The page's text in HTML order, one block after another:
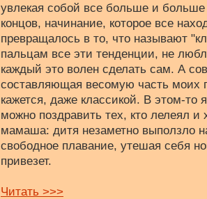
увлекая собой все больше и
концов, начинание, которое все
превращалось в то, что называют
пальцам все эти тенденции, не
каждый это волен сделать сам. А
составляющая весомую часть моих
кажется, даже классикой. В этом-то
можно поздравить тех, кто лелеял
мамаша: дитя незаметно выползло
свободное плавание, утешая себя
привезет.
Читать >>>